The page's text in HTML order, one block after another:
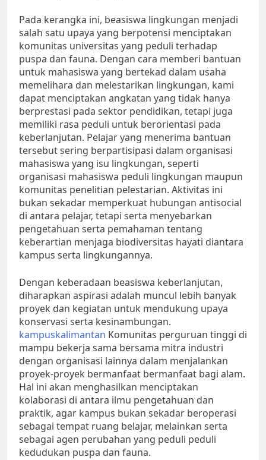
Pada kerangka ini, beasiswa lingkungan menjadi
salah satu upaya yang berpotensi menciptakan
komunitas universitas yang peduli terhadap
puspa dan fauna. Dengan cara memberi bantuan
untuk mahasiswa yang bertekad dalam usaha
memelihara dan melestarikan lingkungan, kami
dapat menciptakan angkatan yang tidak hanya
berprestasi pada sektor pendidikan, tetapi juga
memiliki rasa peduli untuk berorientasi pada
keberlanjutan. Pelajar yang menerima bantuan
tersebut sering berpartisipasi dalam organisasi
mahasiswa yang isu lingkungan, seperti
organisasi mahasiswa peduli lingkungan maupun
komunitas penelitian pelestarian. Aktivitas ini
bukan sekadar memperkuat hubungan antisocial
di antara pelajar, tetapi serta menyebarkan
pengetahuan serta pemahaman tentang
keberartian menjaga biodiversitas hayati diantara
kampus serta lingkungannya.
Dengan keberadaan beasiswa keberlanjutan,
diharapkan aspirasi adalah muncul lebih banyak
proyek dan kegiatan untuk mendukung upaya
konservasi serta kesinambungan.
kampuskalimantan Komunitas perguruan tinggi di
mampu bekerja sama bersama mitra industri
dengan organisasi lainnya dalam menjalankan
proyek-proyek bermanfaat bermanfaat bagi alam.
Hal ini akan menghasilkan menciptakan
kolaborasi di antara ilmu pengetahuan dan
praktik, agar kampus bukan sekadar beroperasi
sebagai tempat ruang belajar, melainkan serta
sebagai agen perubahan yang peduli peduli
kedudukan puspa dan fauna.